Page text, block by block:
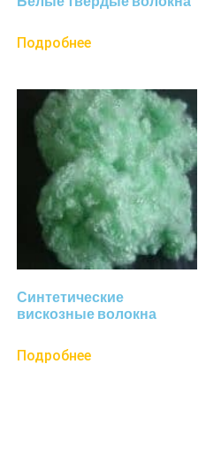
Подробнее
Синтетические
вискозные волокна
Подробнее